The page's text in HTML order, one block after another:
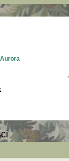
Aurora